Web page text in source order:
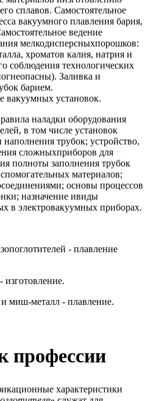
сплавов. Самостоятельное
вакуумного плавления бария,
ведение
мелкодисперсныхпорошков:
хроматов калия, натрия и
соблюдения технологических
Заливка и
барием.
вакуумных установок.
наладки оборудования
в том числе установок
трубок; устройство,
сложныхприборов для
полноты заполнения трубок
материалов;
основы процессов
назначение ивиды
в электровакуумных приборах.
- плавление
изготовление.
миш-металл - плавление.
профессии
характеристики